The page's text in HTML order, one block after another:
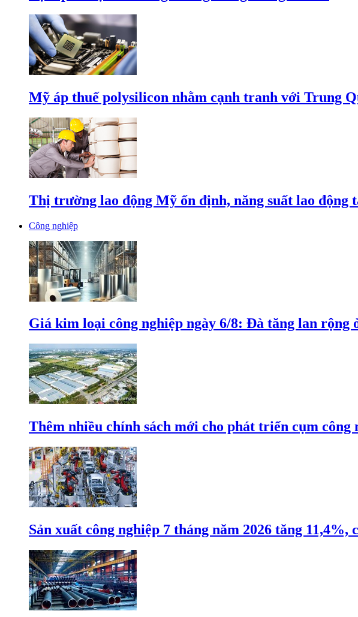
Mỹ áp thuế polysilicon nhằm cạnh tranh với Trung
Thị trường lao động Mỹ ổn định, năng suất lao động
Công nghiệp
Giá kim loại công nghiệp ngày 6/8: Đà tăng lan rộng
Thêm nhiều chính sách mới cho phát triển cụm công
Sản xuất công nghiệp 7 tháng năm 2026 tăng 11,4%,